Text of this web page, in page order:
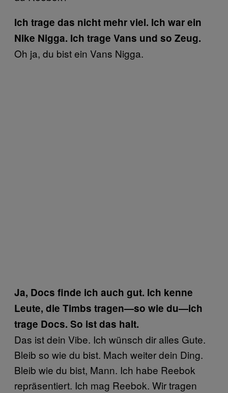
Ich trage das nicht mehr viel. Ich war ein
Nike Nigga. Ich trage Vans und so Zeug.
Oh ja, du bist ein Vans Nigga.
Ja, Docs finde ich auch gut. Ich kenne
Leute, die Timbs tragen—so wie du—ich
trage Docs. So ist das halt.
Das ist dein Vibe. Ich wünsch dir alles Gute.
Bleib so wie du bist. Mach weiter dein Ding.
Bleib wie du bist, Mann. Ich habe Reebok
repräsentiert. Ich mag Reebok. Wir tragen